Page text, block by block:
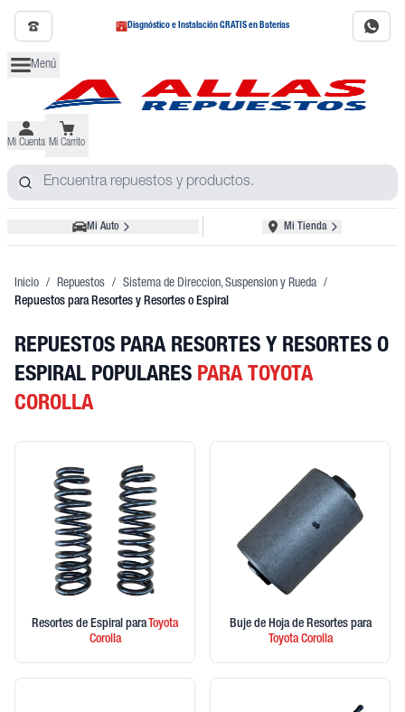
Diagnóstico e Instalación GRATIS en Baterías
Menú
Mi Cuenta Mi Carrito
Mi Auto Mi Tienda
Inicio / Repuestos / Sistema de Direccion, Suspension y Rueda /
Repuestos para Resortes y Resortes o Espiral
REPUESTOS PARA RESORTES Y RESORTES O
ESPIRAL POPULARES PARA TOYOTA
COROLLA
Resortes de Espiral para Toyota
Corolla
Buje de Hoja de Resortes para
ToyotaCorolla